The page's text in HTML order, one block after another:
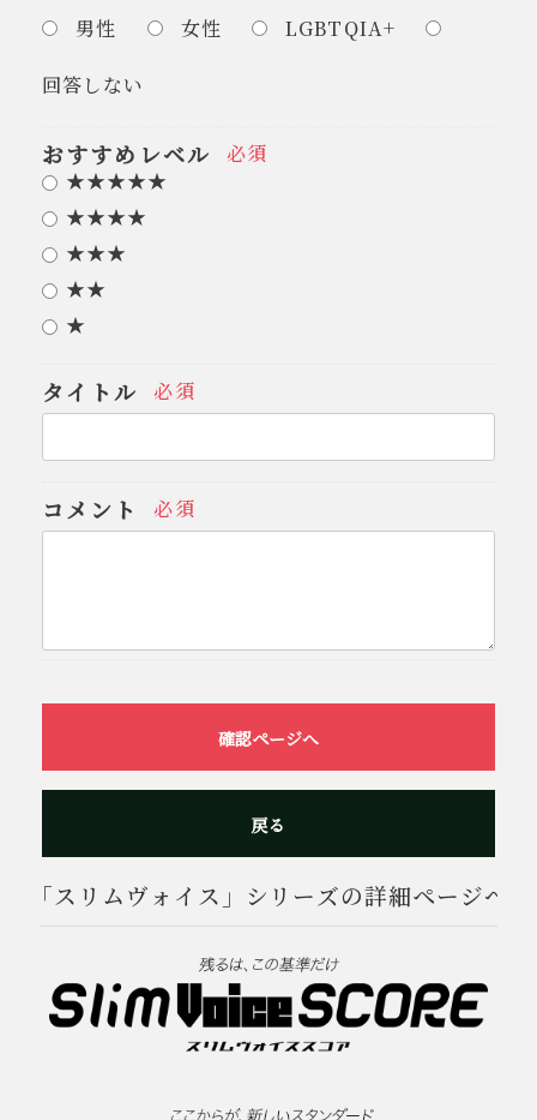
男性 女性 LGBTQIA+
回答しない
おすすめレベル
必須
★★★★★
★★★★
★★★
★★
★
タイトル 必須
コメント 必須
確認ページへ
戻る
「スリムヴォイス」シリーズの詳細ページへ